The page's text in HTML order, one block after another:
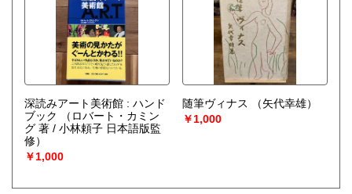
深読みアート美術館 : ハンド
ブック
（ロバート・カミン
グ 著 / 小林頼子 日本語版監
修）
￥1,000
随筆ヴィナス
（矢代幸雄）
￥1,000